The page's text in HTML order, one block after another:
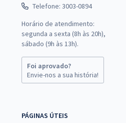
Telefone: 3003-0894
Horário de atendimento:
segunda a sexta (8h às 20h),
sábado (9h às 13h).
Foi aprovado?
Envie-nos a sua história!
PÁGINAS ÚTEIS